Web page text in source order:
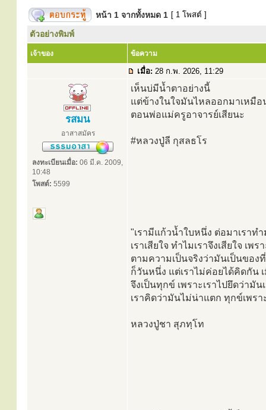
หน้า 1 จากทั้งหมด 1 [ 1 โพสต์ ]
ตัวอย่างพิมพ์
เจ้าของ ข้อความ
เมื่อ: 28 ก.พ. 2026, 11:29
รสมน
อาสาสมัคร
ลงทะเบียนเมื่อ: 06 มี.ค. 2009,
10:48
โพสต์: 5599
เห็นบ่มีน้ำตาอย่างนี้
แต่ข้างในใจมันไหลออกมาเหมื
ตอนพ่อแม่ครูอาจารย์เสียนะ
#หลวงปู่ลี กุสลธโร
"เรามีแก้วน้ำใบหนึ่ง ต่อมาเราท
เราเสียใจ ทำไมเราจึงเสียใจ เพ
ตามความเป็นจริงว่ามันเป็นของ
ก็วันหนึ่ง แต่เราไม่ค่อยได้คิดกัน
จึงเป็นทุกข์ เพราะเราไปยึดว่ามัน
เราคิดว่ามันไม่น่าแตก ทุกข์เพร
หลวงปู่ชา สุภทฺโท